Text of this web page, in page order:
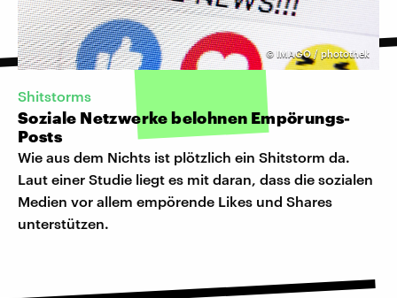
© IMAGO / photothek
Shitstorms
Soziale Netzwerke belohnen Empörungs-
Posts
Wie aus dem Nichts ist plötzlich ein Shitstorm da.
Laut einer Studie liegt es mit daran, dass die sozialen
Medien vor allem empörende Likes und Shares
unterstützen.